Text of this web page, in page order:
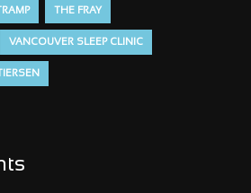
THE FRAY
VANCOUVER SLEEP CLINIC